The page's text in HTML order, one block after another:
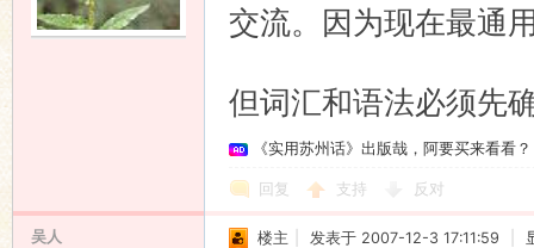
交流。因为现在最通
但词汇和语法必须先
《实用苏州话》出版哉，阿要买来看看？
回复 支持 反对
吴人 楼主 发表于 2007-12-3 17:11:59